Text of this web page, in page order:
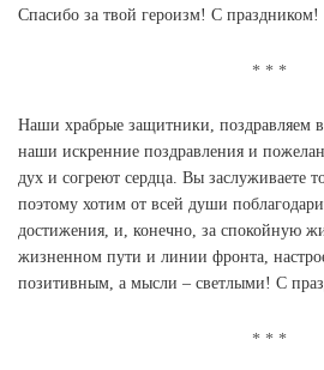
Спасибо за твой героизм! С праздником!
Наши храбрые защитники, поздравляем
наши искренние поздравления и
дух и согреют сердца. Вы заслуживаете
поэтому хотим от всей души
достижения, и, конечно, за спокойную
жизненном пути и линии фронта,
позитивным, а мысли – светлыми! С